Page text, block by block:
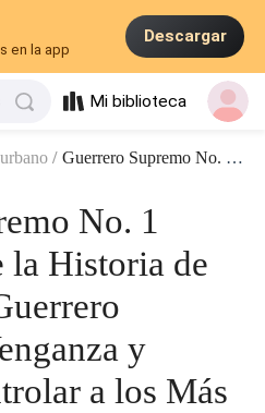
en la app
Descargar
Mi biblioteca
urbano / Guerrero Supremo No. 1 Reseña: Sigue la Historia de un Poderoso Guerrero Sediento de Venganza y Capaz de Controlar a los Más Grandes Dioses
No. 1
la Historia de
y
a los Más